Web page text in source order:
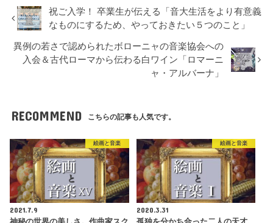
祝ご入学！ 卒業生が伝える「音大生活をより有意義
なものにするため、やっておきたい５つのこと」
異例の若さで認められたボローニャの音楽協会への
入会＆古代ローマから伝わる白ワイン「ロマーニ
ャ・アルバーナ」
RECOMMEND こちらの記事も人気です。
絵画と音楽
2021.7.9
絵画と音楽
2020.3.31